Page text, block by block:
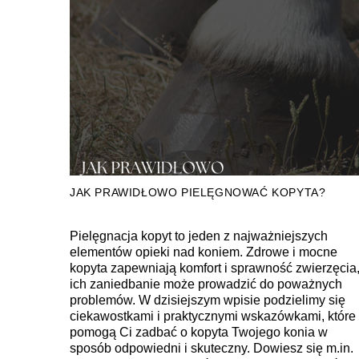
JAK PRAWIDŁOWO PIELĘGNOWAĆ KOPYTA?
Pielęgnacja kopyt to jeden z najważniejszych
elementów opieki nad koniem. Zdrowe i mocne
kopyta zapewniają komfort i sprawność
ich zaniedbanie może prowadzić do poważnych
problemów. W dzisiejszym wpisie podzielimy się
ciekawostkami i praktycznymi wskazówkami, które
pomogą Ci zadbać o kopyta Twojego konia w
sposób odpowiedni i skuteczny. Dowiesz się m.in.